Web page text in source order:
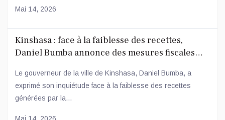
Mai 14, 2026
Kinshasa : face à la faiblesse des recettes,
Daniel Bumba annonce des mesures fiscales
Le gouverneur de la ville de Kinshasa, Daniel Bumba, a
exprimé son inquiétude face à la faiblesse des recettes
générées par la...